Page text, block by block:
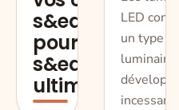
pour une
ultime ?&nbsp;
LED
un type de
développe